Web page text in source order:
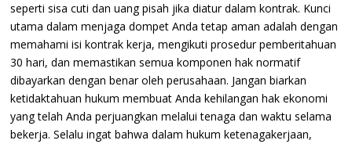
seperti sisa cuti dan uang pisah jika diatur dalam kontrak. Kunci
utama dalam menjaga dompet Anda tetap aman adalah dengan
memahami isi kontrak kerja, mengikuti prosedur pemberitahuan
30 hari, dan memastikan semua komponen hak normatif
dibayarkan dengan benar oleh perusahaan. Jangan biarkan
ketidaktahuan hukum membuat Anda kehilangan hak ekonomi
yang telah Anda perjuangkan melalui tenaga dan waktu selama
bekerja. Selalu ingat bahwa dalam hukum ketenagakerjaan,